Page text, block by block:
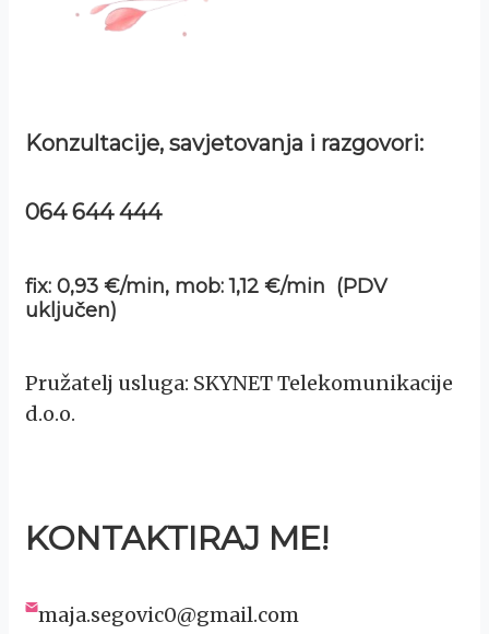
Konzultacije, savjetovanja i razgovori:
064 644 444
fix: 0,93 €/min, mob: 1,12 €/min (PDV
uključen)
Pružatelj usluga: SKYNET Telekomunikacije
d.o.o.
KONTAKTIRAJ ME!
maja.segovic0@gmail.com